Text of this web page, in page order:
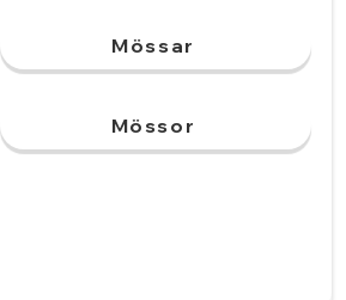
Mössar
Mössor